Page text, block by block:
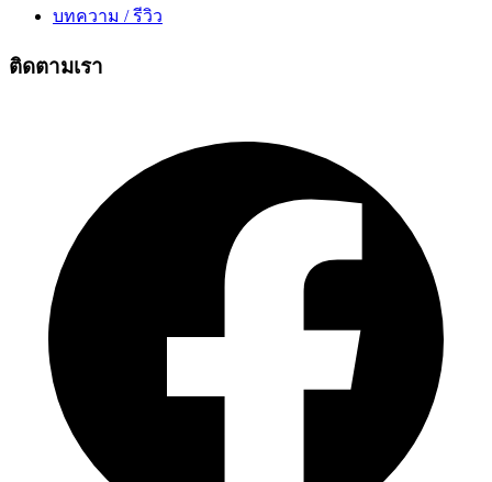
บทความ / รีวิว
ติดตามเรา